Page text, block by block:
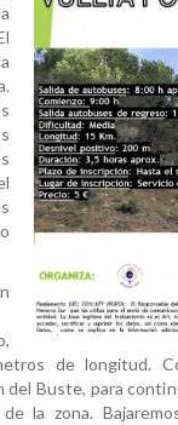
de longitud.
del Buste, para
la zona.